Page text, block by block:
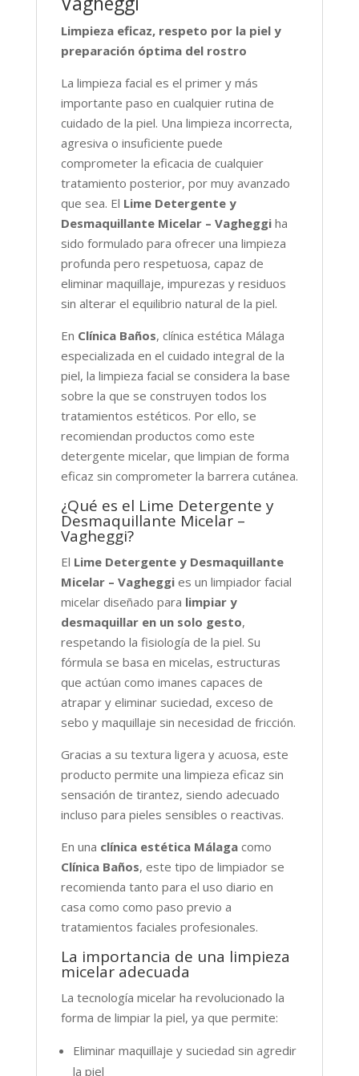
Limpieza eficaz, respeto por la piel y
preparación óptima del rostro
La limpieza facial es el primer y más
importante paso en cualquier rutina de
cuidado de la piel. Una limpieza incorrecta,
agresiva o insuficiente puede
comprometer la eficacia de cualquier
tratamiento posterior, por muy avanzado
que sea. El Lime Detergente y
Desmaquillante Micelar – Vagheggiha
sido formulado para ofrecer una limpieza
profunda pero respetuosa, capaz de
eliminar maquillaje, impurezas y residuos
sin alterar el equilibrio natural de la piel.
En Clínica Baños, clínica estética Málaga
especializada en el cuidado integral de la
piel, la limpieza facial se considera la base
sobre la que se construyen todos los
tratamientos estéticos. Por ello, se
recomiendan productos como este
detergente micelar, que limpian de forma
eficaz sin comprometer la barrera cutánea.
¿Qué es el Lime Detergente y
Desmaquillante Micelar –
Vagheggi?
El Lime Detergente y Desmaquillante
Micelar – Vagheggies un limpiador facial
micelar diseñado para limpiar y
desmaquillar en un solo gesto,
respetando la fisiología de la piel. Su
fórmula se basa en micelas, estructuras
que actúan como imanes capaces de
atrapar y eliminar suciedad, exceso de
sebo y maquillaje sin necesidad de fricción.
Gracias a su textura ligera y acuosa, este
producto permite una limpieza eficaz sin
sensación de tirantez, siendo adecuado
incluso para pieles sensibles o reactivas.
En una clínica estética Málagacomo
Clínica Baños, este tipo de limpiador se
recomienda tanto para el uso diario en
casa como como paso previo a
tratamientos faciales profesionales.
La importancia de una limpieza
micelar adecuada
La tecnología micelar ha revolucionado la
forma de limpiar la piel, ya que permite:
Eliminar maquillaje y suciedad sin agredir
la piel